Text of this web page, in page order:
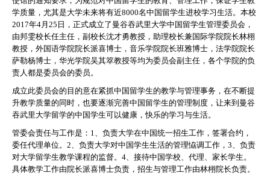
学质量，尤其是大学未来将有近8000名中国留学生进校学习生活。本校
2017年4月25日，正式成立了曼谷吞武里大学中国留学生管理委员会，
由邦雯校长任主任，副校长沈才勇教授，助理校长兼国际学院院长林栩
教授，外国语学院院长派喜博士，音乐学院院长班雅博士，法学院院长
萨勒杨博士，华光学院吴其箤教授等均为委员会副主任，各个学院的负
责人都是委员会的委员。
成立此委员会的目的意在紧抓中国留学生的教学与管理事务，在不断提
升教学质量的同时，也要逐渐完善中国留学生的管理制度，让来到曼谷
吞武里大学留学的中国学生可以健康，快乐的学习与生活。
管委会责任与工作是：1、负责大学在中国统一招生工作，签署合约，
委任代理单位。2、负责大学对中国学生生活的管理恊调工作，3、负责
对大学留学生教学课程的监督。4、接待中国学校、代理、家长学生。
具体教学工作由院长派喜博士负责，招生与管理工作由林栩院长负责。